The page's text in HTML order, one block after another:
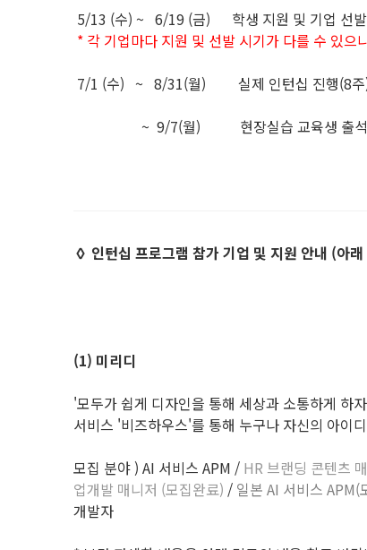
5/13 (수) ~ 6/19 (금) 학생 지원 및 기업 선발
* 각 기업마다 지원 및 선발 시기가 다를 수 있
7/1 (수) ~ 8/31(월) 실제 인턴십 진행(8주
~ 9/7(월) 현장실습 교육생 출석부 및
◊ 인턴십 프로그램 참가 기업 및 지원 안내 (아
(1) 미리디
'모두가 쉽게 디자인을 통해 세상과 소통하게
서비스 '비즈하우스'를 통해 누구나 자신의 아이
모집 분야 ) AI 서비스 APM / HR 브랜딩 콘텐츠
업개발 매니저 (모집완료) / 일본 AI 서비스 APM(
개발자